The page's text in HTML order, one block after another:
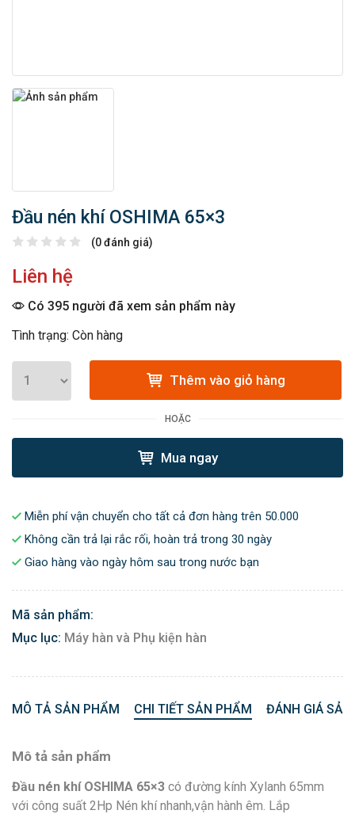
Đầu nén khí OSHIMA 65×3
(0 đánh giá)
Liên hệ
Có 395 người đã xem sản phẩm này
Tình trạng: Còn hàng
Thêm vào giỏ hàng
HOẶC
Mua ngay
Miễn phí vận chuyển cho tất cả đơn hàng trên 50.000
Không cần trả lại rắc rối, hoàn trả trong 30 ngày
Giao hàng vào ngày hôm sau trong nước bạn
Mã sản phẩm:
Mục lục: Máy hàn và Phụ kiện hàn
MÔ TẢ SẢN PHẨM CHI TIẾT SẢN PHẨM ĐÁNH GIÁ
Mô tả sản phẩm
Đầu nén khí OSHIMA 65×3 có đường kính Xylanh 65mm
với công suất 2Hp Nén khí nhanh,vận hành êm. Lắp